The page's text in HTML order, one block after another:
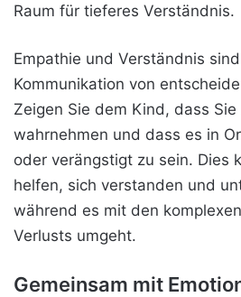
Raum für tieferes Verständnis.
Empathie und Verständnis
Kommunikation von
Zeigen Sie dem Kind, dass
wahrnehmen und dass es in
oder verängstigt zu sein. Dies
helfen, sich verstanden und
während es mit den
Verlusts umgeht.
Gemeinsam mit